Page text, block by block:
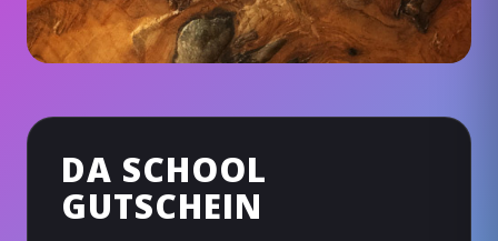
DA SCHOOL
GUTSCHEIN